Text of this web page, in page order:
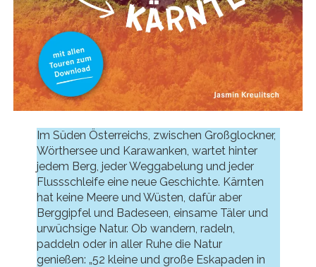
Im Süden Österreichs, zwischen Großglockner,
Wörthersee und Karawanken, wartet hinter
jedem Berg, jeder Weggabelung und jeder
Flussschleife eine neue Geschichte. Kärnten
hat keine Meere und Wüsten, dafür aber
Berggipfel und Badeseen, einsame Täler und
urwüchsige Natur. Ob wandern, radeln,
paddeln oder in aller Ruhe die Natur
genießen: „52 kleine und große Eskapaden in